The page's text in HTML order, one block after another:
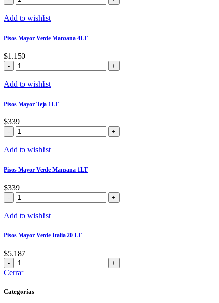
Mayor
Violeta
cantidad
Add to wishlist
Pisos Mayor Verde Manzana 4LT
$1.150
Pisos
Mayor
Verde
cantidad
Add to wishlist
Pisos Mayor Teja 1LT
$339
Pisos
Mayor
Teja
Add to wishlist
Pisos Mayor Verde Manzana 1LT
$339
Pisos
Mayor
Verde
1LT
cantidad
Add to wishlist
Pisos Mayor Verde Italia 20 LT
$5.187
Pisos
Mayor
Italia
20
Cerrar
Categorías